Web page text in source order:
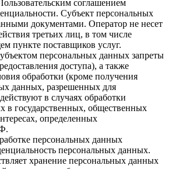
соглашением
Субъект персональных
документами. Оператор не несет
третьих лиц, в том числе
пункте поставщиков услуг.
персональных данных запреты
доступа), а также
обработки (кроме получения
данных, разрешенных для
в случаях обработки
в государственных, общественных
определенных
персональных данных
персональных данных.
хранение персональных данных